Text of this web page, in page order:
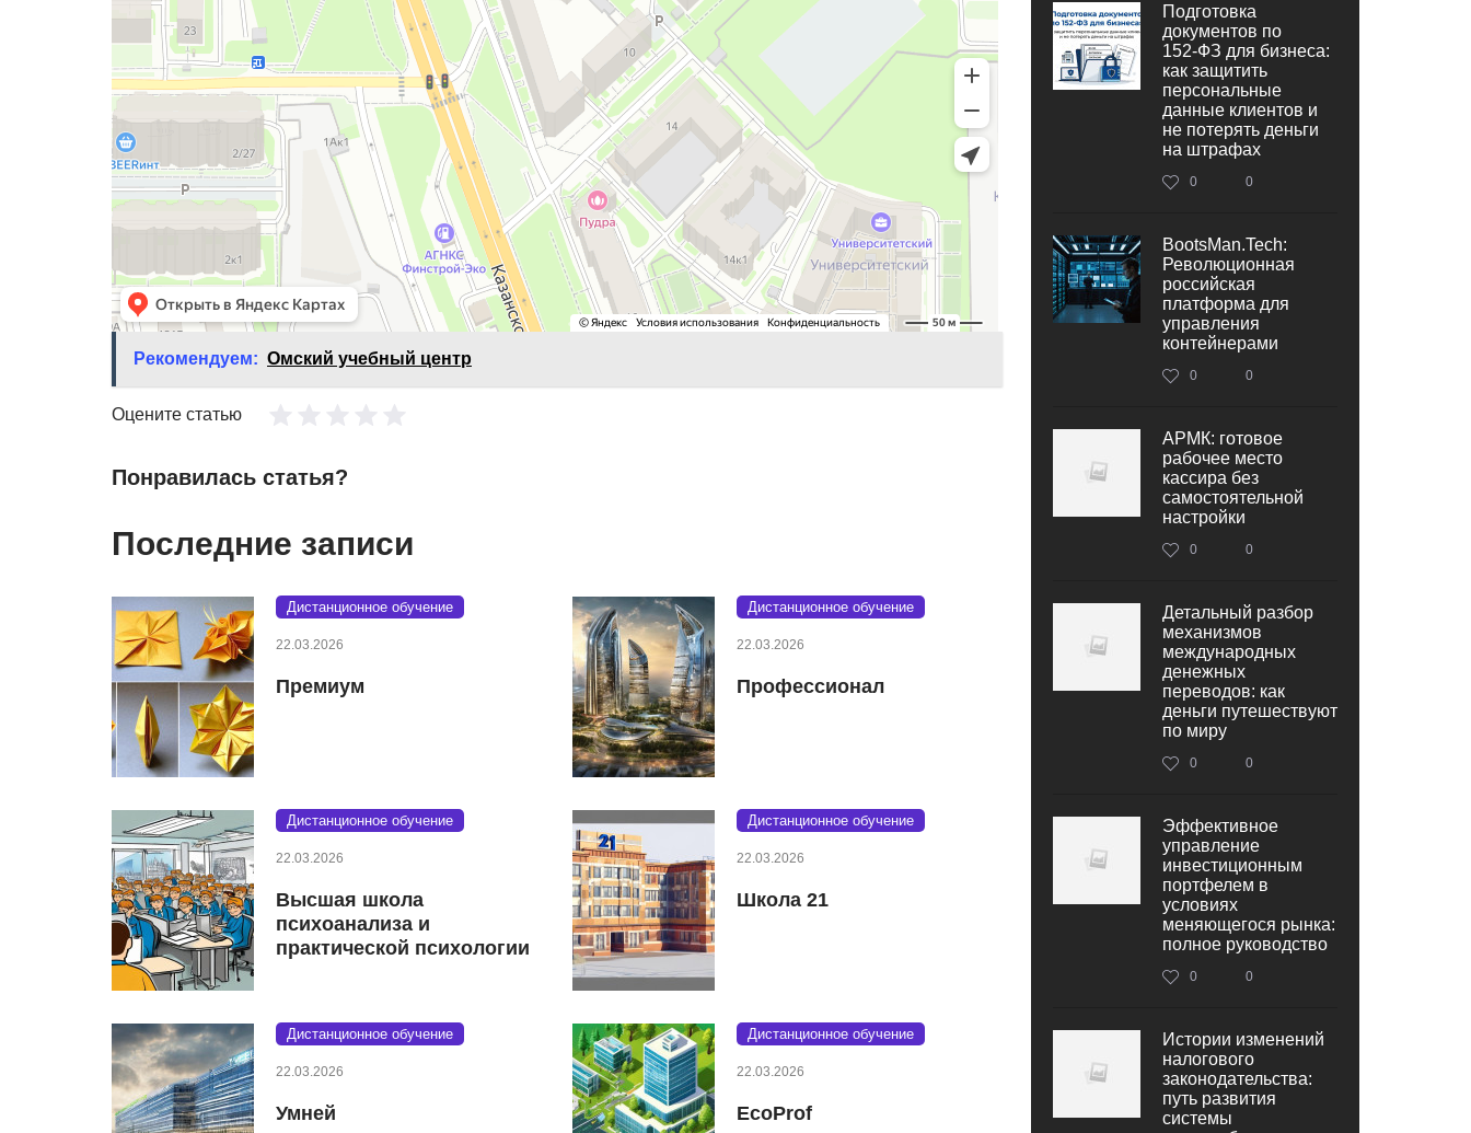
Рекомендуем: Омский учебный центр
Оцените статью
Понравилась статья?
Последние записи
Дистанционное обучение
22.03.2026
Премиум
Дистанционное обучение
22.03.2026
Профессионал
Дистанционное обучение
22.03.2026
Высшая школа
психоанализа и
практической психологии
Дистанционное обучение
22.03.2026
Школа 21
Дистанционное обучение
22.03.2026
Умней
Дистанционное обучение
22.03.2026
EcoProf
Подготовка
документов по
152‑ФЗ для бизнеса:
как защитить
персональные
данные клиентов и
не потерять деньги
на штрафах
0 0
BootsMan.Tech:
Революционная
российская
платформа для
управления
контейнерами
0 0
АРМК: готовое
рабочее место
кассира без
самостоятельной
настройки
0 0
Детальный разбор
механизмов
международных
денежных
переводов: как
деньги путешествуют
по миру
0 0
Эффективное
управление
инвестиционным
портфелем в
условиях
меняющегося рынка:
полное руководство
0 0
Истории изменений
налогового
законодательства:
путь развития
системы